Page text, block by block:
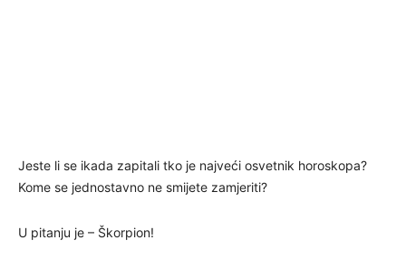
Jeste li se ikada zapitali tko je najveći osvetnik horoskopa?
Kome se jednostavno ne smijete zamjeriti?
U pitanju je – Škorpion!